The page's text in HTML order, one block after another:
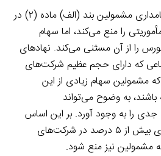
ماده (۱۱) لایحه سهامداری مشمولین بند (الف) ماده (۲) در
را منع می‌‌کند، اما سهام
را از آن مسثنی می‌کند. نهادهای
که دارای حجم عظیم شرکت‌های
مشمولین سهام زیادی از این
باشند، به وضوح می‌تواند
را به وجود آورد. بر این اساس
پیشنهاد می‌شود، سهامداری بیش از ۵ درصد در شرکت‌های
مشمولین نیز منع شود.